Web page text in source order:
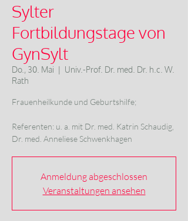
Sylter
Fortbildungstage von
GynSylt
Do., 30. Mai
  |
Univ.-Prof. Dr. med. Dr. h.c. W.
Rath
Frauenheilkunde und Geburtshilfe;
Referenten: u. a. mit Dr. med. Katrin Schaudig,
Dr. med. Anneliese Schwenkhagen
Anmeldung abgeschlossen
Veranstaltungen ansehen